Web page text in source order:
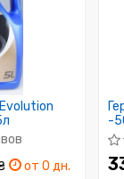
от 0 дн.
-